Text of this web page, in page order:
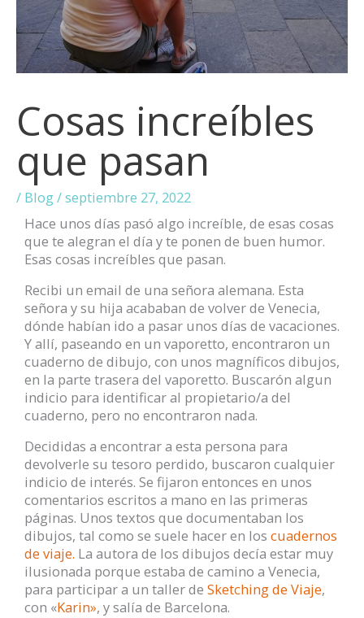
Cosas increíbles
que pasan
/ Blog/septiembre 27, 2022
Hace unos días pasó algo increíble, de esas cosas
que te alegran el día y te ponen de buen humor.
Esas cosas increíbles que pasan.
Recibi un email de una señora alemana. Esta
señora y su hija acababan de volver de Venecia,
dónde habían ido a pasar unos días de vacaciones.
Y allí, paseando en un vaporetto, encontraron un
cuaderno de dibujo, con unos magníficos dibujos,
en la parte trasera del vaporetto. Buscarón algun
indicio para identificar al propietario/a del
cuaderno, pero no encontraron nada.
Decididas a encontrar a esta persona para
devolverle su tesoro perdido, buscaron cualquier
indicio de interés. Se fijaron entonces en unos
comentarios escritos a mano en las primeras
páginas. Unos textos que documentaban los
dibujos, tal como se suele hacer en los cuadernos
de viaje. La autora de los dibujos decía estar muy
ilusionada porque estaba de camino a Venecia,
para participar a un taller de Sketching de Viaje,
con «Karin», y salía de Barcelona.